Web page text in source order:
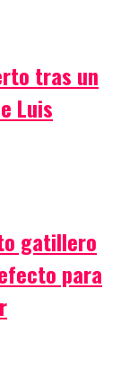
tras un
Luis
gatillero
para